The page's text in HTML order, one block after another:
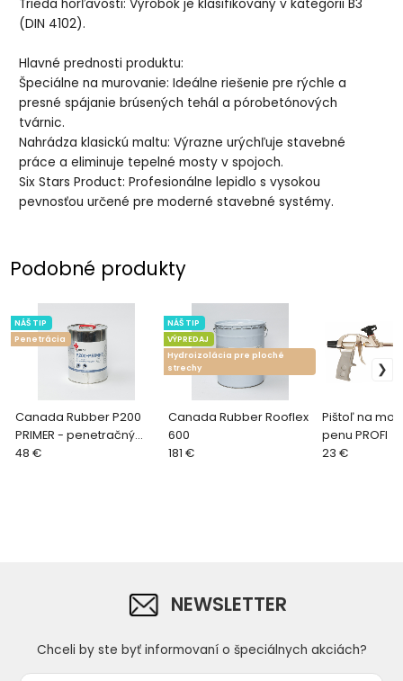
​Trieda horľavosti: Výrobok je klasifikovaný v kategórii B3
(DIN 4102).
​Hlavné prednosti produktu:
​Špeciálne na murovanie: Ideálne riešenie pre rýchle a
presné spájanie brúsených tehál a pórobetónových
tvárnic.
​Nahrádza klasickú maltu: Výrazne urýchľuje stavebné
práce a eliminuje tepelné mosty v spojoch.
​Six Stars Product: Profesionálne lepidlo s vysokou
pevnosťou určené pre moderné stavebné systémy.
Podobné produkty
Canada Rubber P200
PRIMER - penetračný
polyuretánový náter
NÁŠ TIP
Penetrácia
48 €
Canada Rubber Rooflex
600
NÁŠ TIP
VÝPREDAJ
Hydroizolácia pre ploché
strechy
181 €
Pištoľ na
penu PROFI
23 €
NEWSLETTER
Chceli by ste byť informovaní o špeciálnych akciách?